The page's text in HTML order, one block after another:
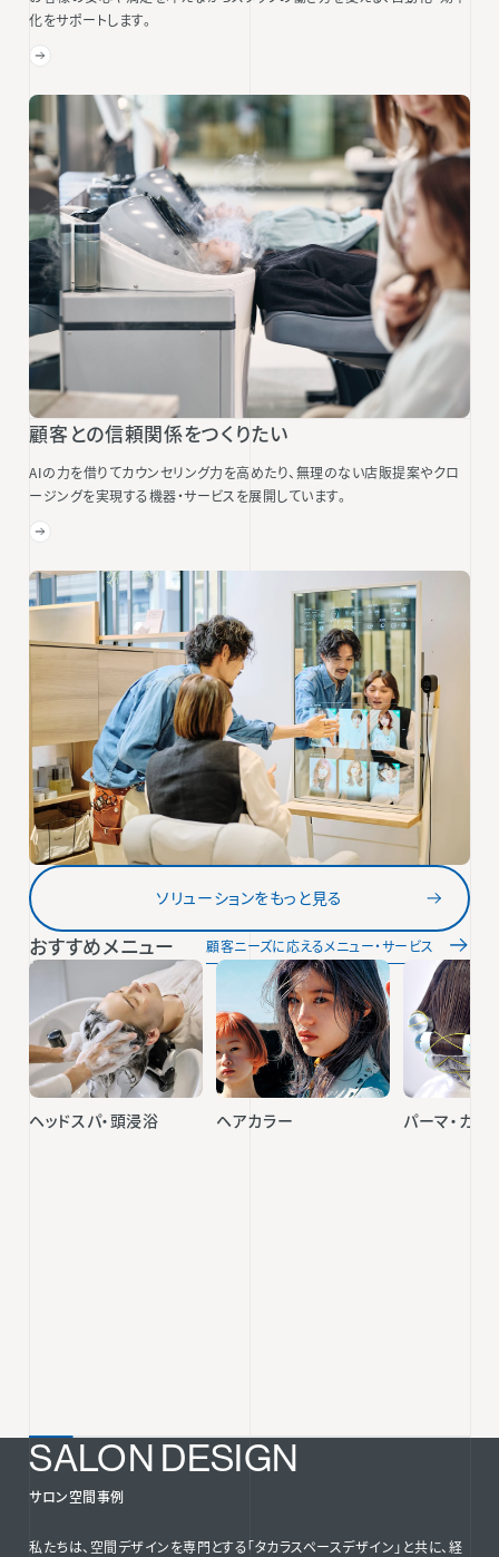
化をサポートします。
顧客との信頼関係をつくりたい
AIの力を借りてカウンセリング力を高めたり、無理のない店販提案やクロ
ージングを実現する機器・サービスを展開しています。
ソリューションをもっと見る
おすすめメニュー 顧客ニーズに応えるメニュー・サービス
ヘッドスパ・頭浸浴 ヘアカラー パーマ・カー
SALON DESIGN
サロン空間事例
私たちは、空間デザインを専門とする「タカラスペースデザイン」と共に、経